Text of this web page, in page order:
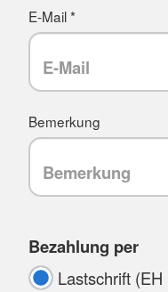
E-Mail *
Bemerkung
Bezahlung per
Lastschrift